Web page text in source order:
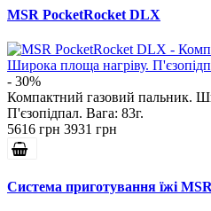
MSR PocketRocket DLX
- 30%
Компактний газовий пальник.
П'єзопідпал. Вага: 83г.
5616 грн 3931 грн
Система приготування їжі